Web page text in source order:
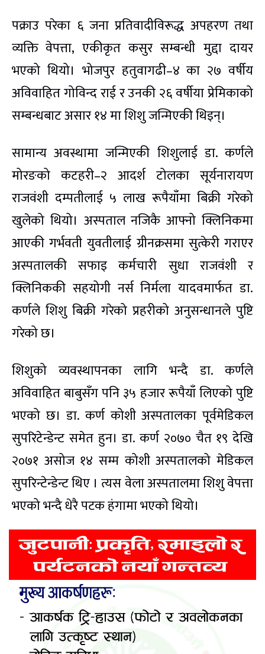
पक्राउ परेका ६ जना प्रतिवादीविरूद्ध अपहरण तथा
व्यक्ति वेपत्ता, एकीकृत कसुर सम्बन्धी मुद्दा दायर
भएको थियो। भोजपुर हतुवागढी–४ का २७ वर्षीय
अविवाहित गोविन्द राई र उनकी २६ वर्षीया प्रेमिकाको
सम्बन्धबाट असार १४ मा शिशु जन्मिएकी थिइन्।
सामान्य अवस्थामा जन्मिएकी शिशुलाई डा. कर्णले
मोरङको कटहरी–२ आदर्श टोलका सूर्यनारायण
राजवंशी दम्पतीलाई ५ लाख रूपैयाँमा बिक्री गरेको
खुलेको थियो। अस्पताल नजिकै आफ्नो क्लिनिकमा
आएकी गर्भवती युवतीलाई ग्रीनक्रसमा सुत्केरी गराएर
अस्पतालकी सफाइ कर्मचारी सुधा राजवंशी र
क्लिनिककी सहयोगी नर्स निर्मला यादवमार्फत डा.
कर्णले शिशु बिक्री गरेको प्रहरीको अनुसन्धानले पुष्टि
गरेको छ।
शिशुको व्यवस्थापनका लागि भन्दै डा. कर्णले
अविवाहित बाबुसँग पनि ३५ हजार रूपैयाँ लिएको पुष्टि
भएको छ। डा. कर्ण कोशी अस्पतालका पूर्वमेडिकल
सुपरिटेन्डेन्ट समेत हुन। डा. कर्ण २०७० चैत १९ देखि
२०७१ असोज १४ सम्म कोशी अस्पतालको मेडिकल
सुपरिन्टेन्डेन्ट थिए । त्यस वेला अस्पतालमा शिशु वेपत्ता
भएको भन्दै धेरै पटक हंगामा भएको थियो।